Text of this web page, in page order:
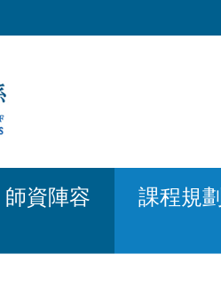
師資陣容 課程規劃